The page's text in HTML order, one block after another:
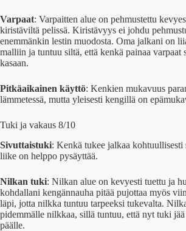
Varpaat: Varpaitten alue on pehmustettu
kiristäviltä pelissä. Kiristävyys ei johdu
enemmänkin lestin muodosta. Oma jalkani on
malliin ja tuntuu siltä, että kenkä painaa varpaat
kasaan.
Pitkäaikainen käyttö: Kenkien mukavuus
lämmetessä, mutta yleisesti kengillä on
Tuki ja vakaus 8/10
Sivuttaistuki: Kenkä tukee jalkaa kohtuullisesti
liike on helppo pysäyttää.
Nilkan tuki: Nilkan alue on kevyesti tuettu ja
kohdallani kengännauha pitää pujottaa myös
läpi, jotta nilkka tuntuu tarpeeksi tukevalta.
pidemmälle nilkkaa, sillä tuntuu, että nyt tuki
päälle.